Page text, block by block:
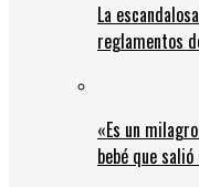
La
reglamentos
«Es un
bebé que